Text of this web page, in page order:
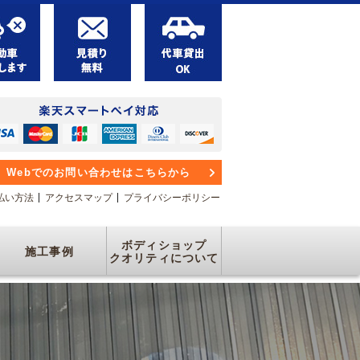
Webでのお問い合わせはこちらから
い方法 アクセスマップ プライバシーポリシー
施工事例
ボディショップ
クオリティについて